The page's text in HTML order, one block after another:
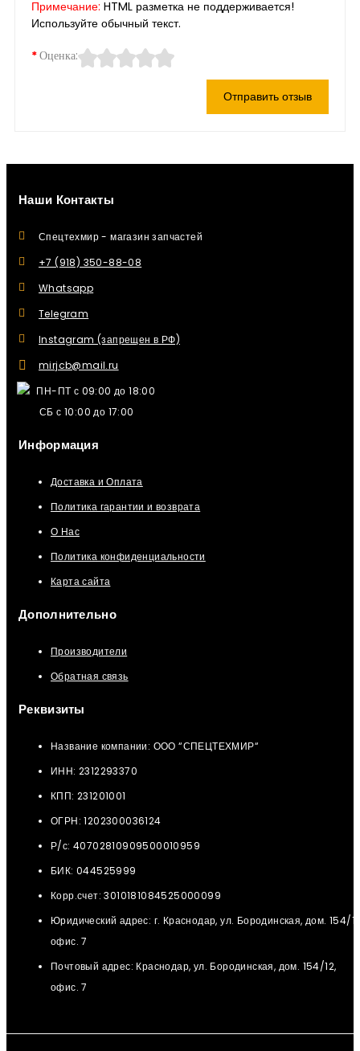
Примечание: HTML разметка не поддерживается!
Используйте обычный текст.
Оценка:
Отправить отзыв
Наши Контакты
Спецтехмир - магазин запчастей
+7 (918) 350-88-08
Whatsapp
Telegram
Instagram (запрещен в РФ)
mirjcb@mail.ru
ПН-ПТ с 09:00 до 18:00
СБ с 10:00 до 17:00
Информация
Доставка и Оплата
Политика гарантии и возврата
О Нас
Политика конфиденциальности
Карта сайта
Дополнительно
Производители
Обратная связь
Реквизиты
Название компании: ООО “СПЕЦТЕХМИР“
ИНН: 2312293370
КПП: 231201001
ОГРН: 1202300036124
Р/с: 40702810909500010959
БИК: 044525999
Корр.счет: 3010181084525000099
Юридический адрес: г. Краснодар, ул. Бородинская, дом. 154/
офис. 7
Почтовый адрес: Краснодар, ул. Бородинская, дом. 154/12,
офис. 7